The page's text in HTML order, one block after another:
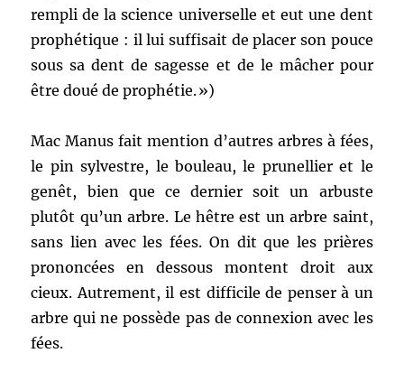
rempli de la science universelle et eut une dent
prophétique : il lui suffisait de placer son pouce
sous sa dent de sagesse et de le mâcher pour
être doué de prophétie. »)
Mac Manus fait mention d’autres arbres à fées,
le pin sylvestre, le bouleau, le prunellier et le
genêt, bien que ce dernier soit un arbuste
plutôt qu’un arbre. Le hêtre est un arbre saint,
sans lien avec les fées. On dit que les prières
prononcées en dessous montent droit aux
cieux. Autrement, il est difficile de penser à un
arbre qui ne possède pas de connexion avec les
fées.